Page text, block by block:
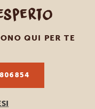
QUI PER TE